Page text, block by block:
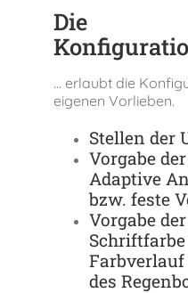
Die
… erlaubt die
eigenen Vorlieben.
Stellen der
Vorgabe
Adaptive
bzw. feste
Vorgabe
des